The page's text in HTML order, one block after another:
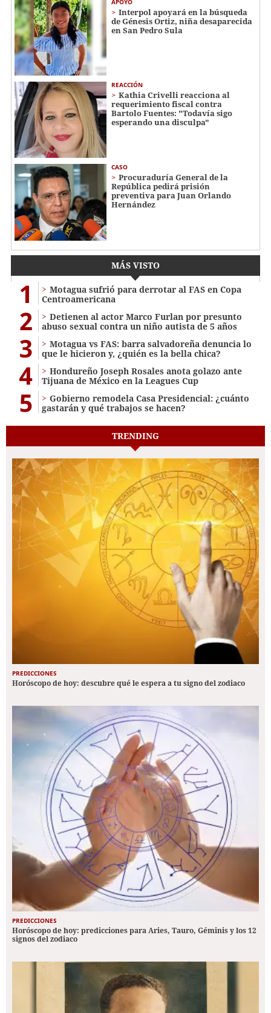
APOYO
Interpol apoyará en la búsqueda
de Génesis Ortiz, niña desaparecida
en San Pedro Sula
REACCIÓN
Kathia Crivelli reacciona al
requerimiento fiscal contra
Bartolo Fuentes: "Todavía sigo
esperando una disculpa"
CASO
Procuraduría General de la
República pedirá prisión
preventiva para Juan Orlando
Hernández
MÁS VISTO
1
Motagua sufrió para derrotar al FAS en Copa
Centroamericana
2
Detienen al actor Marco Furlan por presunto
abuso sexual contra un niño autista de 5 años
3
Motagua vs FAS: barra salvadoreña denuncia lo
que le hicieron y, ¿quién es la bella chica?
4
Hondureño Joseph Rosales anota golazo ante
Tijuana de México en la Leagues Cup
5
Gobierno remodela Casa Presidencial: ¿cuánto
gastarán y qué trabajos se hacen?
TRENDING
PREDICCIONES
Horóscopo de hoy: descubre qué le espera a tu signo del zodiaco
PREDICCIONES
Horóscopo de hoy: predicciones para Aries, Tauro, Géminis y los 12
signos del zodiaco